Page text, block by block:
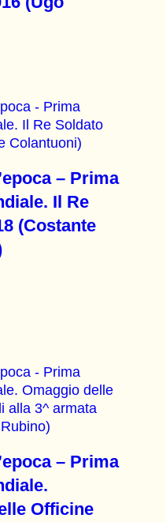
– Prima
Il Re
(Costante
– Prima
Officine